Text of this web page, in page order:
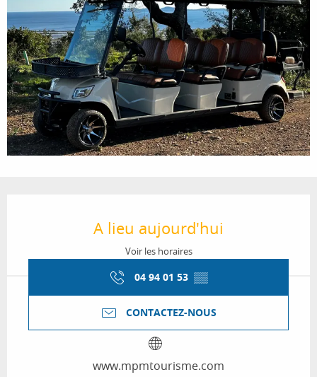
A lieu aujourd'hui
Voir les horaires
04 94 01 53 ▒▒
CONTACTEZ-NOUS
www.mpmtourisme.com